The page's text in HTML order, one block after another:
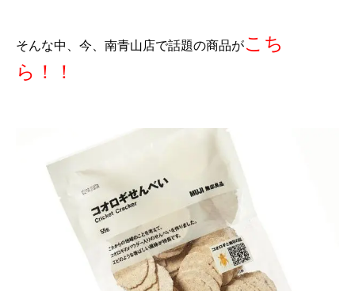
そんな中、今、南青山店で話題の商品がこち
ら！！